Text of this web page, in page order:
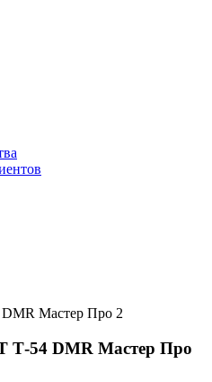
Мастер Про 2
Т-54 DMR Мастер Про